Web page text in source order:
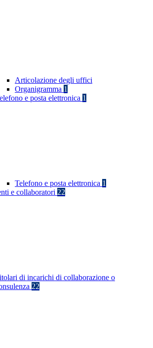
Articolazione degli uffici
Organigramma 1
e posta elettronica 1
Telefono e posta elettronica 1
e collaboratori 22
di incarichi di collaborazione o
22